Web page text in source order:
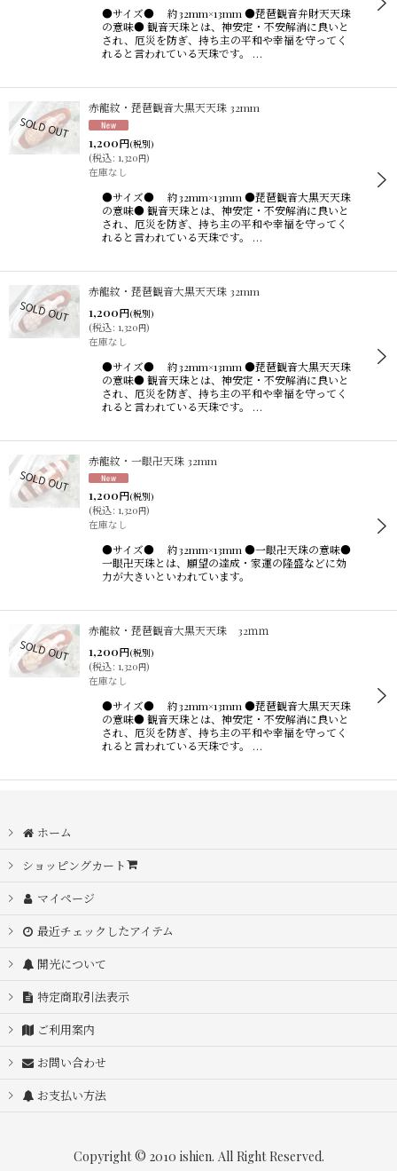
●サイズ● 約32mm×13mm ●琵琶観音弁財天天珠
の意味● 観音天珠とは、神安定・不安解消に良いと
され、厄災を防ぎ、持ち主の平和や幸福を守ってく
れると言われている天珠です。 …
赤龍紋・琵琶観音大黒天天珠 32mm
1,200円(税別)
(税込: 1,320円)
在庫なし
●サイズ● 約32mm×13mm ●琵琶観音大黒天天珠
の意味● 観音天珠とは、神安定・不安解消に良いと
され、厄災を防ぎ、持ち主の平和や幸福を守ってく
れると言われている天珠です。 …
赤龍紋・琵琶観音大黒天天珠 32mm
1,200円(税別)
(税込: 1,320円)
在庫なし
●サイズ● 約32mm×13mm ●琵琶観音大黒天天珠
の意味● 観音天珠とは、神安定・不安解消に良いと
され、厄災を防ぎ、持ち主の平和や幸福を守ってく
れると言われている天珠です。 …
赤龍紋・一眼卍天珠 32mm
1,200円(税別)
(税込: 1,320円)
在庫なし
●サイズ● 約32mm×13mm ●一眼卍天珠の意味●
一眼卍天珠とは、願望の達成・家運の隆盛などに効
力が大きいといわれています。
赤龍紋・琵琶観音大黒天天珠 32ｍｍ
1,200円(税別)
(税込: 1,320円)
在庫なし
●サイズ● 約32mm×13mm ●琵琶観音大黒天天珠
の意味● 観音天珠とは、神安定・不安解消に良いと
され、厄災を防ぎ、持ち主の平和や幸福を守ってく
れると言われている天珠です。 …
ホーム
ショッピングカート
マイページ
最近チェックしたアイテム
開光について
特定商取引法表示
ご利用案内
お問い合わせ
お支払い方法
Copyright © 2010 ishien. All Right Reserved.